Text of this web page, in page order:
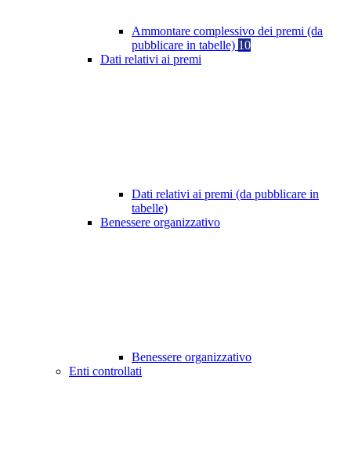
Ammontare complessivo dei premi (da
pubblicare in tabelle) 10
Dati relativi ai premi
Dati relativi ai premi (da pubblicare in
tabelle)
Benessere organizzativo
Benessere organizzativo
Enti controllati